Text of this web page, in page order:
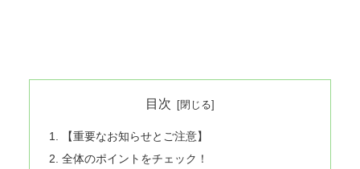
目次
【重要なお知らせとご注意】
全体のポイントをチェック！